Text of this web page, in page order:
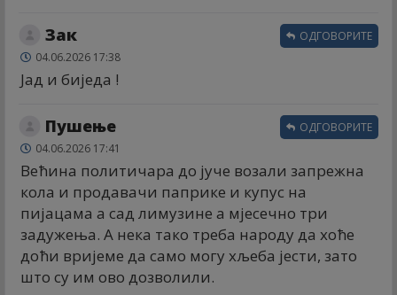
Зак
04.06.2026 17:38
Јад и биједа !
ОДГОВОРИТЕ
Пушење
04.06.2026 17:41
Већина политичара до јуче возали запрежна
кола и продавачи паприке и купус на
пијацама а сад лимузине а мјесечно три
задужења. А нека тако треба народу да хоће
доћи вријеме да само могу хљеба јести, зато
што су им ово дозволили.
ОДГОВОРИТЕ